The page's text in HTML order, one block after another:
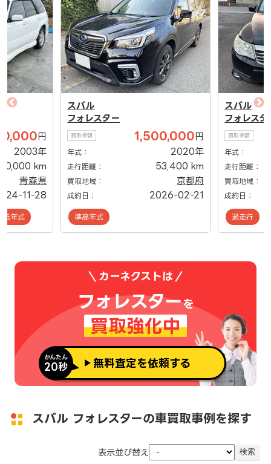
円
2003年
km
青森県
11-28
低年式
スバル
フォレスター
買取金額 1,500,000 円
年式： 2020年
走行距離： 53,400 km
買取地域： 京都府
成約日： 2026-02-21
準高年式
スバル
フォレスタ
買取金額
年式：
走行距離：
買取地域：
成約日：
過走行
カーネクストは
フォレスターを
買取強化中
かんたん
20秒 無料査定を依頼する
スバル フォレスターの車買取事例を探す
表示並び替え